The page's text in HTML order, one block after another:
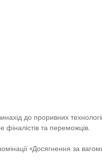
до проривних
фіналістів та переможців.
«Досягнення за